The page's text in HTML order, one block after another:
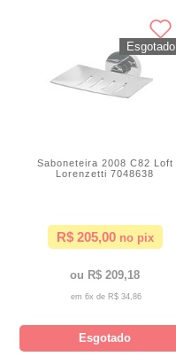
Saboneteira 2008 C82 Loft
Lorenzetti 7048638
R$ 205,00
R$ 209,18
6x de R$ 34,86
Esgotado